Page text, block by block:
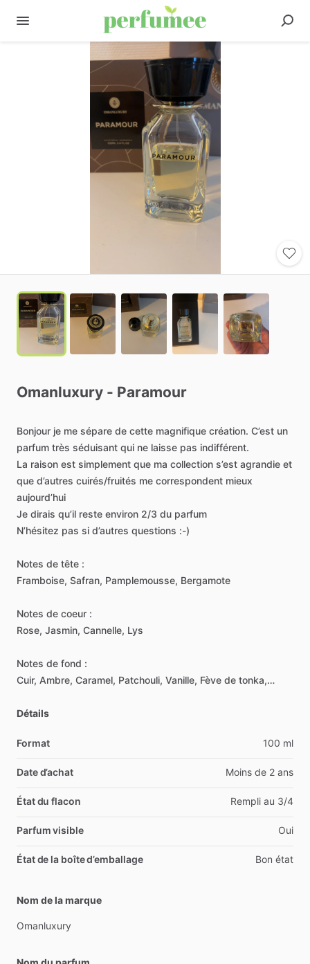
Omanluxury - Paramour
Bonjour je me sépare de cette magnifique création. C’est un
parfum très séduisant qui ne laisse pas indifférent.
La raison est simplement que ma collection s’est agrandie et
que d’autres cuirés​/​fruités me correspondent mieux
aujourd’hui
Je dirais qu’il reste environ 2​/​3 du parfum
N’hésitez pas si d’autres questions :-)
Notes de tête :
Framboise, Safran, Pamplemousse, Bergamote
Notes de coeur :
Rose, Jasmin, Cannelle, Lys
Notes de fond :
Cuir, Ambre, Caramel, Patchouli, Vanille, Fève de tonka,…
Détails
Format 100 ml
Date d’achat Moins de 2 ans
État du flacon Rempli au 3/4
Parfum visible Oui
État de la boîte d’emballage Bon état
Nom de la marque
Omanluxury